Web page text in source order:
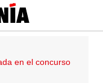
Star
Technic,
Marvel,
en el concurso